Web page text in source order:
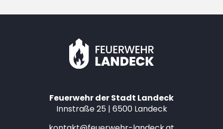
Feuerwehr der Stadt Landeck
Innstraße 25 | 6500 Landeck